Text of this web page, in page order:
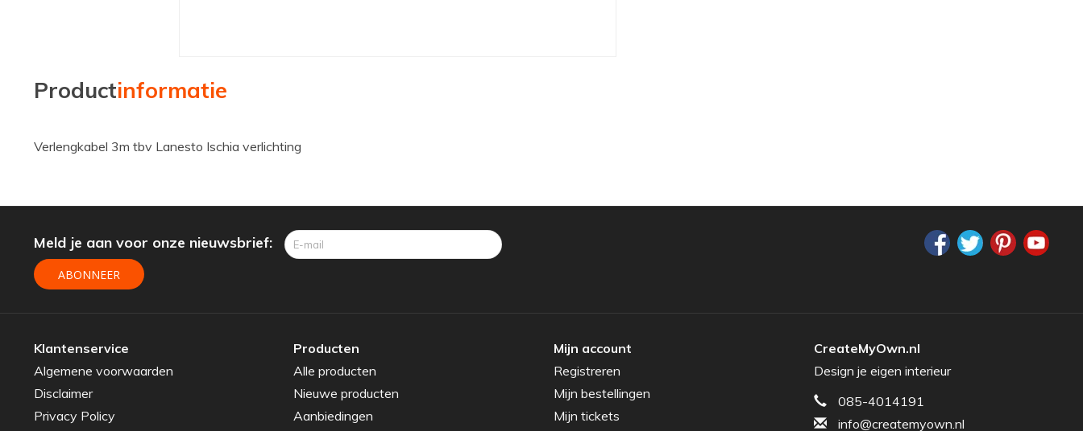
Productinformatie
Verlengkabel 3m tbv Lanesto Ischia verlichting
Meld je aan voor onze nieuwsbrief:
ABONNEER
Klantenservice
Algemene voorwaarden
Disclaimer
Privacy Policy
Producten
Alle producten
Nieuwe producten
Aanbiedingen
Mijn account
Registreren
Mijn bestellingen
Mijn tickets
CreateMyOwn.nl
Design je eigen interieur
085-4014191
info@createmyown.nl